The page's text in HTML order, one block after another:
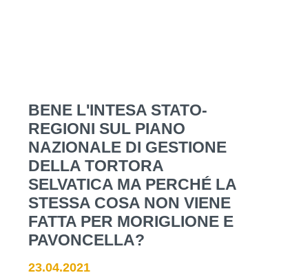
BENE L'INTESA STATO-
REGIONI SUL PIANO
NAZIONALE DI GESTIONE
DELLA TORTORA
SELVATICA MA PERCHÉ LA
STESSA COSA NON VIENE
FATTA PER MORIGLIONE E
PAVONCELLA?
23.04.2021